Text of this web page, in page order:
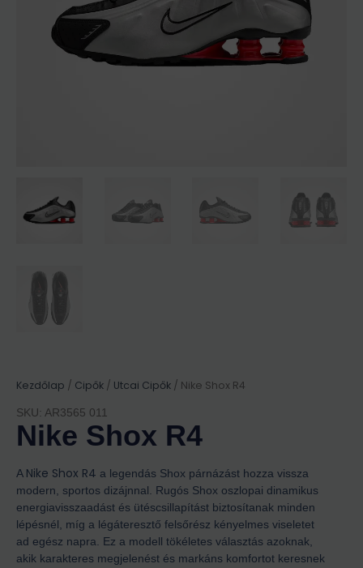
Kezdőlap / Cipők / Utcai Cipők / Nike Shox R4
SKU: AR3565 011
Nike Shox R4
A Nike Shox R4 a legendás Shox párnázást hozza vissza
modern, sportos dizájnnal. Rugós Shox oszlopai dinamikus
energiavisszaadást és ütéscsillapítást biztosítanak minden
lépésnél, míg a légáteresztő felsőrész kényelmes viseletet
ad egész napra. Ez a modell tökéletes választás azoknak,
akik karakteres megjelenést és markáns komfortot keresnek